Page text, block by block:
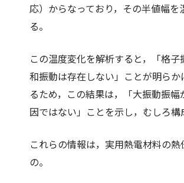
応）からなっており，その半値幅
る。
この温度変化を解析すると，「格
和振動は存在しない」ことが明ら
るため，この結果は，「大振動振
因ではない」ことを示し，むしろ
これらの情報は，実用熱電材料の
の。